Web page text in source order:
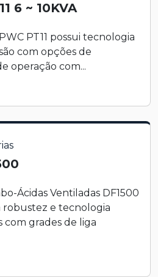
6 ~ 10KVA
PT11 possui tecnologia
com opções de
operação com...
Ácidas Ventiladas DF1500
robustez e tecnologia
com grades de liga